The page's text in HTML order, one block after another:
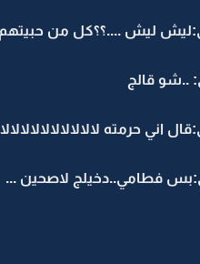
ليش ....؟؟كل من حبيتهم
..شو قالج
اني حرمته
فطامي..دخيلج لاصحين ...